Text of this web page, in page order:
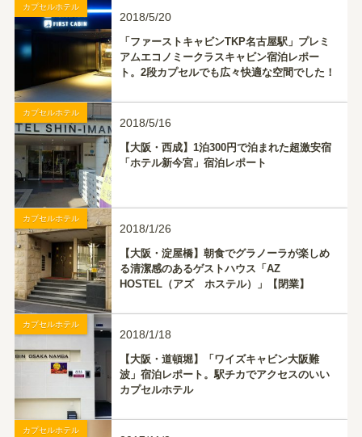
カプセルホテル
2018/5/20
「ファーストキャビンTKP名古屋駅」プレミ
アムエコノミークラスキャビン宿泊レポー
ト。2段カプセルでも広々快適な空間でした！
カプセルホテル
2018/5/16
【大阪・西成】1泊300円で泊まれた超激安宿
「ホテル新今宮」宿泊レポート
カプセルホテル
2018/1/26
【大阪・淀屋橋】朝食でグラノーラが楽しめ
る清潔感のあるゲストハウス「AZ
HOSTEL（アズ ホステル）」【閉業】
カプセルホテル
2018/1/18
【大阪・道頓堀】「ワイズキャビン大阪難
波」宿泊レポート。駅チカでアクセスのいい
カプセルホテル
カプセルホテル